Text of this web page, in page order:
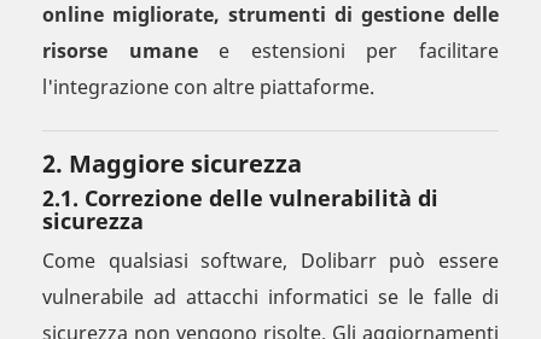
online migliorate, strumenti di gestione delle
risorse umanee estensioni per facilitare
l'integrazione con altre piattaforme.
2. Maggiore sicurezza
2.1. Correzione delle vulnerabilità di
sicurezza
Come qualsiasi software, Dolibarr può essere
vulnerabile ad attacchi informatici se le falle di
sicurezza non vengono risolte. Gli aggiornamenti